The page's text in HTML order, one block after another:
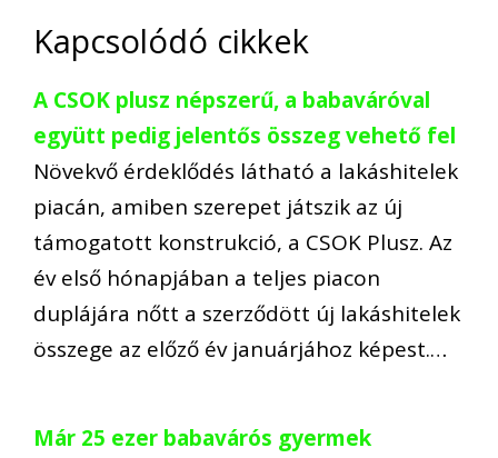
Kapcsolódó cikkek
A CSOK plusz népszerű, a babaváróval
együtt pedig jelentős összeg vehető fel
Növekvő érdeklődés látható a lakáshitelek
piacán, amiben szerepet játszik az új
támogatott konstrukció, a CSOK Plusz. Az
év első hónapjában a teljes piacon
duplájára nőtt a szerződött új lakáshitelek
összege az előző év januárjához képest.…
Már 25 ezer babavárós gyermek